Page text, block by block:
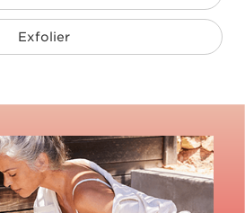
Exfolier